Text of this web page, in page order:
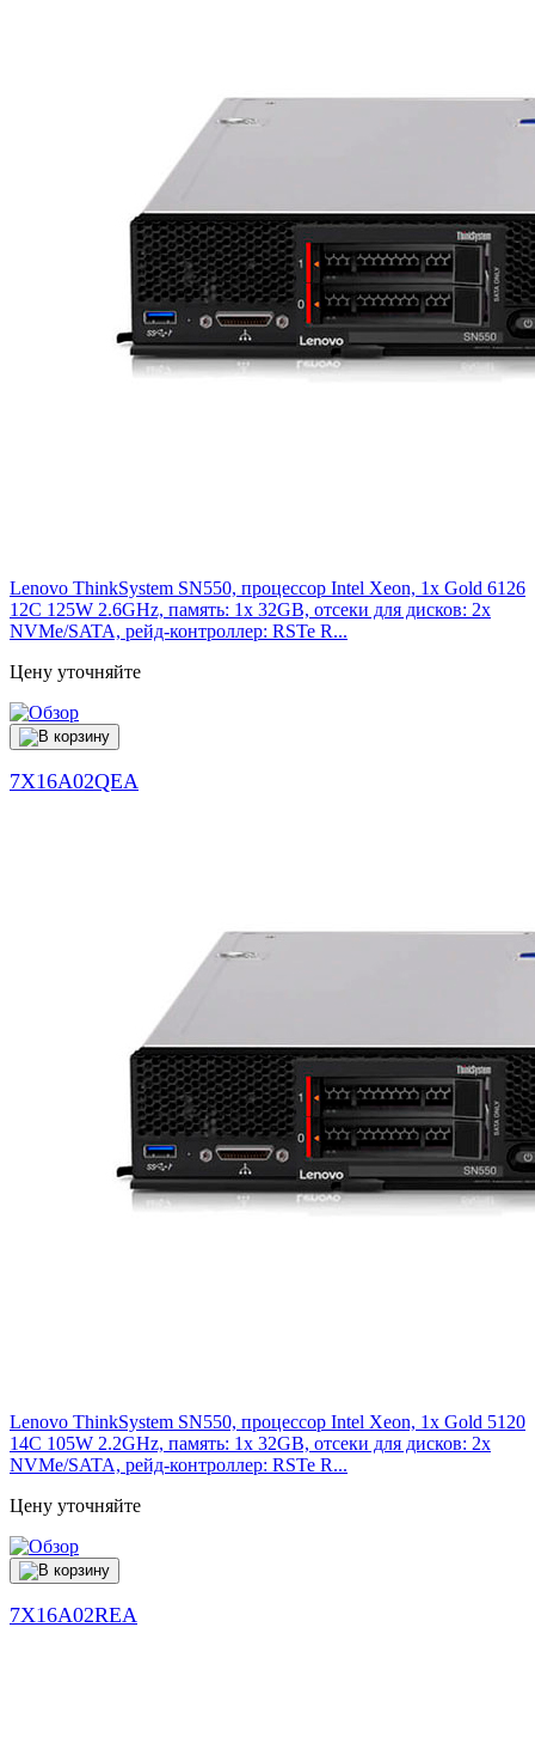
Lenovo ThinkSystem SN550, процессор Intel Xeon, 1x Gold 6126
12C 125W 2.6GHz, память: 1x 32GB, отсеки для дисков: 2x
NVMe/SATA, рейд-контроллер: RSTe R...
Цену уточняйте
7X16A02QEA
Lenovo ThinkSystem SN550, процессор Intel Xeon, 1x Gold 5120
14C 105W 2.2GHz, память: 1x 32GB, отсеки для дисков: 2x
NVMe/SATA, рейд-контроллер: RSTe R...
Цену уточняйте
7X16A02REA